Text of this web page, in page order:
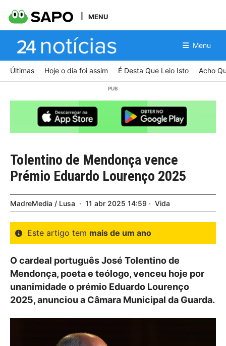
MENU
Menu
Últimas Hoje o dia foi assim É Desta Que Leio Isto Acho
Tolentino de Mendonça vence
Prémio Eduardo Lourenço 2025
MadreMedia / Lusa 11 abr 2025 14:59 Vida
Este artigo tem mais de um ano
O cardeal português José Tolentino de
Mendonça, poeta e teólogo, venceu hoje por
unanimidade o prémio Eduardo Lourenço
2025, anunciou a Câmara Municipal da Guarda.